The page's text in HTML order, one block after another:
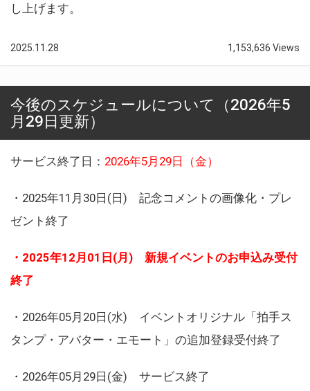
し上げます。
2025.11.28 1,153,636 Views
今後のスケジュールについて（2026年5
月29日更新）
サービス終了日： 2026年5月29日（金）
・2025年11月30日(日) 記念コメントの画像化・プレ
ゼント終了
・2025年12月01日(月) 新規イベントのお申込み受付
終了
・2026年05月20日(水) イベントオリジナル「拍手ス
タンプ・アバター・エモート」の追加登録受付終了
・2026年05月29日(金) サービス終了